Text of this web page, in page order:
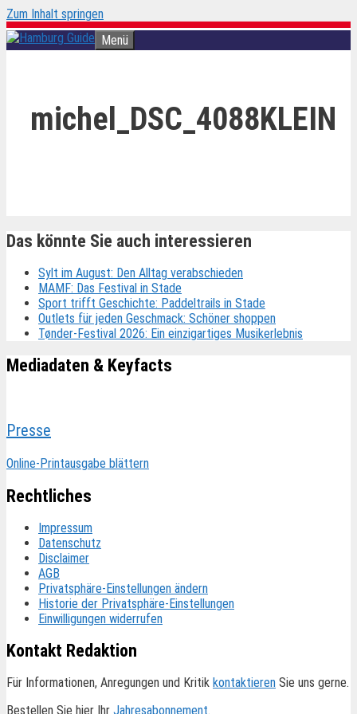
Zum Inhalt springen
Menü
michel_DSC_4088KLEIN
Das könnte Sie auch interessieren
Sylt im August: Den Alltag verabschieden
MAMF: Das Festival in Stade
Sport trifft Geschichte: Paddeltrails in Stade
Outlets für jeden Geschmack: Schöner shoppen
Tønder-Festival 2026: Ein einzigartiges Musikerlebnis
Mediadaten & Keyfacts
Presse
Online-Printausgabe blättern
Rechtliches
Impressum
Datenschutz
Disclaimer
AGB
Privatsphäre-Einstellungen ändern
Historie der Privatsphäre-Einstellungen
Einwilligungen widerrufen
Kontakt Redaktion
Für Informationen, Anregungen und Kritik kontaktieren Sie uns gerne.
Bestellen Sie hier Ihr Jahresabonnement.